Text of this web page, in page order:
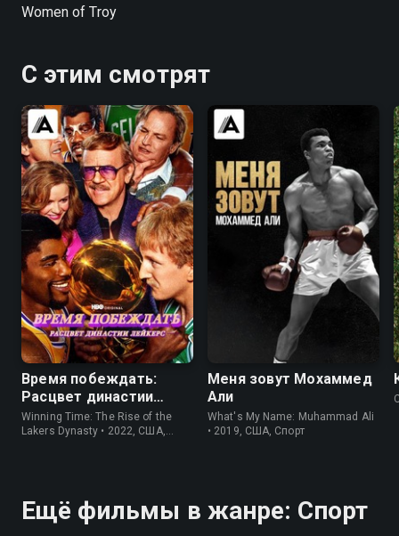
Women of Troy
С этим смотрят
8.6 8.3
Время побеждать:
Расцвет династии
Лейкерс
Winning Time: The Rise of the
Lakers Dynasty • 2022, США,
Меня зовут Мохаммед
Али
What's My Name: Muhammad Ali
• 2019, США, Спорт
Ещё фильмы в жанре: Спорт